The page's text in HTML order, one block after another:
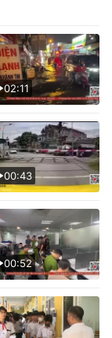
02:11
00:43
00:52